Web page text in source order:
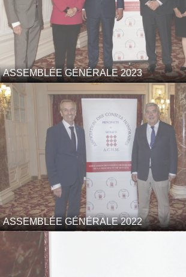
ASSEMBLÉE GÉNÉRALE 2023
ASSEMBLÉE GÉNÉRALE 2022